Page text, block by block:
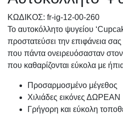
KΩΔΙΚΟΣ: fr-ig-12-00-260
Το αυτοκόλλητο ψυγείου
προστατεύσει την επιφάνεια
που πάντα ονειρευόσασταν
που καθαρίζονται εύκολα με
Προσαρμοσμένo μέγεθος
Χιλιάδες εικόνες ΔΩΡΕΑΝ
Γρήγορη και εύκολη